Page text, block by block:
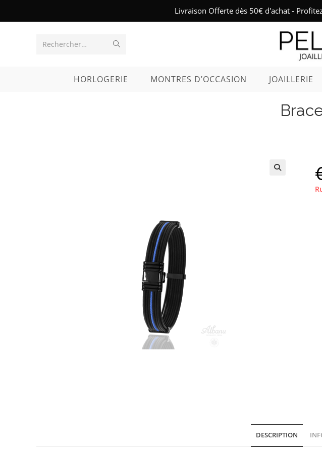
Livraison Offerte dès 50€ d'achat -
Rechercher…
recherche
HORLOGERIE MONTRES D’OCCASION JOAILLERIE
DESCRIPTION